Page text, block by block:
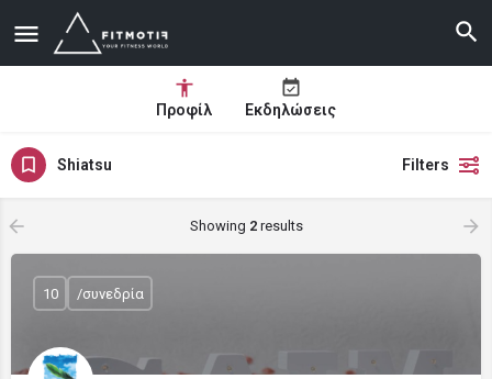
Προφίλ Εκδηλώσεις
Shiatsu Filters
Showing 2results
10 /συνεδρία